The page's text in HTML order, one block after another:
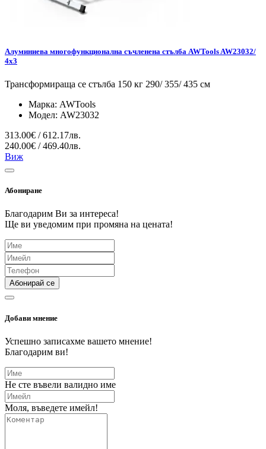
Алуминиева многофункционална съчленена стълба AWTools AW23032/
4x3
Трансформираща се стълба 150 кг 290/ 355/ 435 см
Марка: AWTools
Модел: AW23032
313.00€ / 612.17лв.
240.00€ / 469.40лв.
Виж
Абониране
Благодарим Ви за интереса!
Ще ви уведомим при промяна на цената!
Абонирай се
Добави мнение
Успешно записахме вашето мнение!
Благодарим ви!
Не сте въвели валидно име
Моля, въведете имейл!